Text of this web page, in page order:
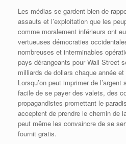
Les médias se gardent bien de
assauts et l’exploitation que les
comme moralement inférieurs ont
vertueuses démocraties
nombreuses et interminables
pays dérangeants pour Wall Street
milliards de dollars chaque année
Lorsqu’on peut imprimer de
facile de se payer des valets, des
propagandistes promettant le
acceptent de prendre le chemin de
peut même les convaincre de se
fournit gratis.